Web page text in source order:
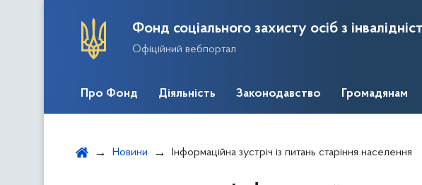
Фонд соціального захисту осіб з
Офіційний вебпортал
Про Фонд Діяльність Законодавство Громадянам
Новини Інформаційна зустріч із питань старіння населення